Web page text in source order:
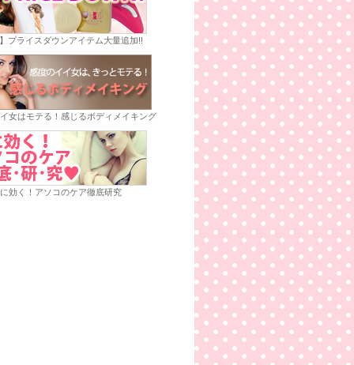
プライスダウンアイテム大量追加!!
女はモテる！感じるボディメイキング
効く！アソコのケア徹底研究